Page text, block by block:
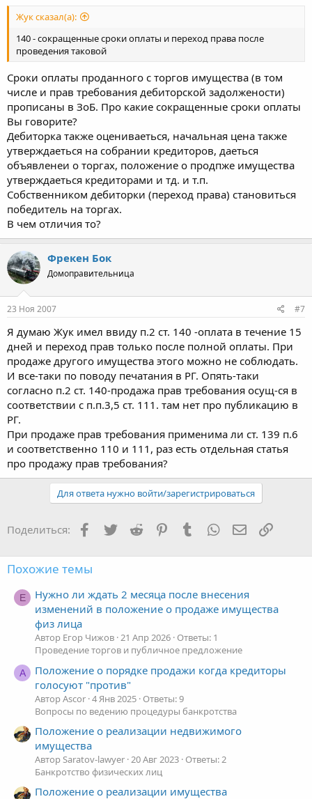
Жук сказал(а):
140 - сокращенные сроки оплаты и переход права после
проведения таковой
Сроки оплаты проданного с торгов имущества (в том
числе и прав требования дебиторской задолжености)
прописаны в ЗоБ. Про какие сокращенные сроки оплаты
Вы говорите?
Дебиторка также оцениваеться, начальная цена также
утверждаеться на собрании кредиторов, даеться
объявленеи о торгах, положение о продпже имущества
утверждаеться кредиторами и тд. и т.п.
Собственником дебиторки (переход права) становиться
победитель на торгах.
В чем отличия то?
Фрекен Бок
Домоправительница
23 Ноя 2007 #7
Я думаю Жук имел ввиду п.2 ст. 140 -оплата в течение 15
дней и переход прав только после полной оплаты. При
продаже другого имущества этого можно не соблюдать.
И все-таки по поводу печатания в РГ. Опять-таки
согласно п.2 ст. 140-продажа прав требования осущ-ся в
соответствии с п.п.3,5 ст. 111. там нет про публикацию в
РГ.
При продаже прав требования применима ли ст. 139 п.6
и соответственно 110 и 111, раз есть отдельная статья
про продажу прав требования?
Для ответа нужно войти/зарегистрироваться
Поделиться: Facebook
TwitterReddit PinterestTumblr WhatsApp Ссылка
Похожие темы
Е
Нужно ли ждать 2 месяца после внесения
изменений в положение о продаже имущества
физ лица
Автор Егор Чижов 21 Апр 2026 Ответы: 1
Проведение торгов и публичное предложение
A
Положение о порядке продажи когда кредиторы
голосуют "против"
Автор Ascor 4 Янв 2025 Ответы: 9
Вопросы по ведению процедуры банкротства
Положение о реализации недвижимого
имущества
Автор Saratov-lawyer 20 Авг 2023 Ответы: 2
Банкротство физических лиц
Положение о реализации имущества